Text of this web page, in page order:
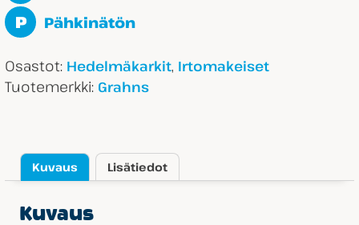
P Pähkinätön
Osastot: Hedelmäkarkit, Irtomakeiset
Tuotemerkki: Grahns
Kuvaus Lisätiedot
Kuvaus